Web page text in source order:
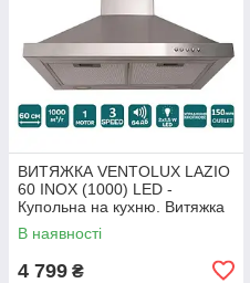
ВИТЯЖКА VENTOLUX LAZIO
60 INOX (1000) LED -
Купольна на кухню. Витяжка
кухонна в Україні. *ЗНИЖКА В
ОПИСІ.
В наявності
4 799 ₴